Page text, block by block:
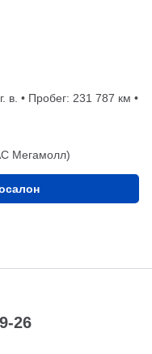
в. • Пробег: 231 787 км •
Мегамолл)
26